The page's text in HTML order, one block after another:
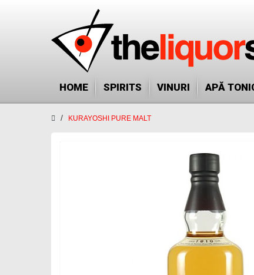
HOME SPIRITS VINURI APĂ
KURAYOSHI PURE MALT